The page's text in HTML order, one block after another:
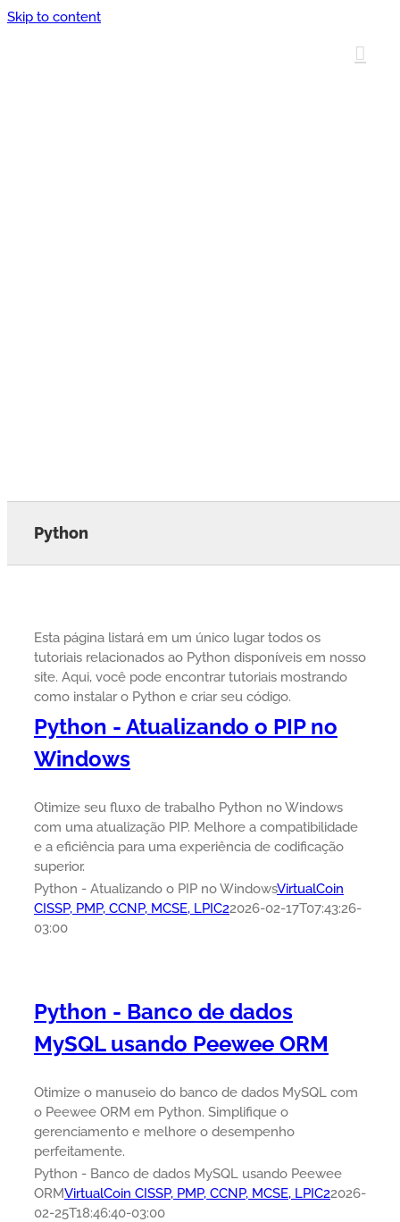
Skip to content
Python
Esta página listará em um único lugar todos os
tutoriais relacionados ao Python disponíveis em nosso
site. Aqui, você pode encontrar tutoriais mostrando
como instalar o Python e criar seu código.
Python - Atualizando o PIP no
Windows
Otimize seu fluxo de trabalho Python no Windows
com uma atualização PIP. Melhore a compatibilidade
e a eficiência para uma experiência de codificação
superior.
Python - Atualizando o PIP no WindowsVirtualCoin
CISSP, PMP, CCNP, MCSE, LPIC22026-02-17T07:43:26-
03:00
Python - Banco de dados
MySQL usando Peewee ORM
Otimize o manuseio do banco de dados MySQL com
o Peewee ORM em Python. Simplifique o
gerenciamento e melhore o desempenho
perfeitamente.
Python - Banco de dados MySQL usando Peewee
ORMVirtualCoin CISSP, PMP, CCNP, MCSE, LPIC22026-
02-25T18:46:40-03:00